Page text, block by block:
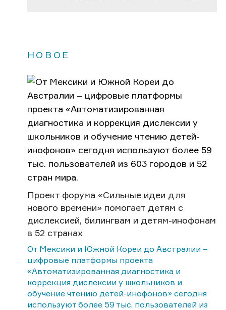
НОВОЕ
Проект форума «Сильные идеи для
нового времени» помогает детям с
дислексией, билингвам и детям-инофонам
в 52 странах
От Мексики и Южной Кореи до Австралии –
цифровые платформы проекта
«Автоматизированная диагностика и
коррекция дислексии у школьников и
обучение чтению детей-инофонов» сегодня
используют более 59 тыс. пользователей из